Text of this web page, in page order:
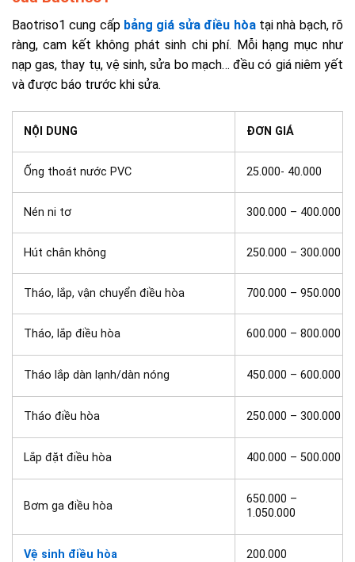
Baotriso1 cung cấp bảng giá sửa điều hòa tại nhà bạch, rõ
ràng, cam kết không phát sinh chi phí. Mỗi hạng mục như
nạp gas, thay tụ, vệ sinh, sửa bo mạch… đều có giá niêm yết
và được báo trước khi sửa.
NỘI DUNG ĐƠN GIÁ
Ống thoát nước PVC 25.000- 40.000
Nén ni tơ 300.000 – 400.000
Hút chân không 250.000 – 300.000
Tháo, lắp, vận chuyển điều hòa 700.000 – 950.000
Tháo, lắp điều hòa 600.000 – 800.000
Tháo lắp dàn lạnh/dàn nóng 450.000 – 600.000
Tháo điều hòa 250.000 – 300.000
Lắp đặt điều hòa 400.000 – 500.000
Bơm ga điều hòa
650.000 –
1.050.000
Vệ sinh điều hòa 200.000